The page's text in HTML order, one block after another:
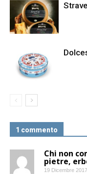
1 commento
Chi non
pietre,
19 Dicembre